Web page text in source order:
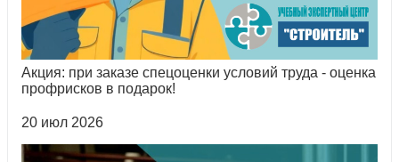
Акция: при заказе спецоценки условий труда - оценка
профрисков в подарок!
20 июл 2026